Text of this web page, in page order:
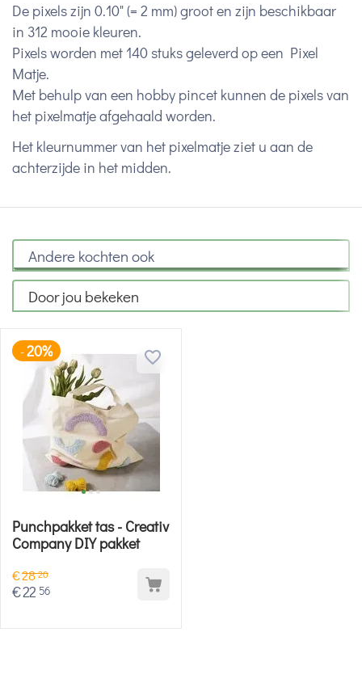
De pixels zijn 0.10" (= 2 mm) groot en zijn beschikbaar
in 312 mooie kleuren.
Pixels worden met 140 stuks geleverd op een Pixel
Matje.
Met behulp van een hobby pincet kunnen de pixels van
het pixelmatje afgehaald worden.
Het kleurnummer van het pixelmatje ziet u aan de
achterzijde in het midden.
Andere kochten ook
Door jou bekeken
-20%
Punchpakket tas - Creativ
Company DIY pakket
€2820
€22 56